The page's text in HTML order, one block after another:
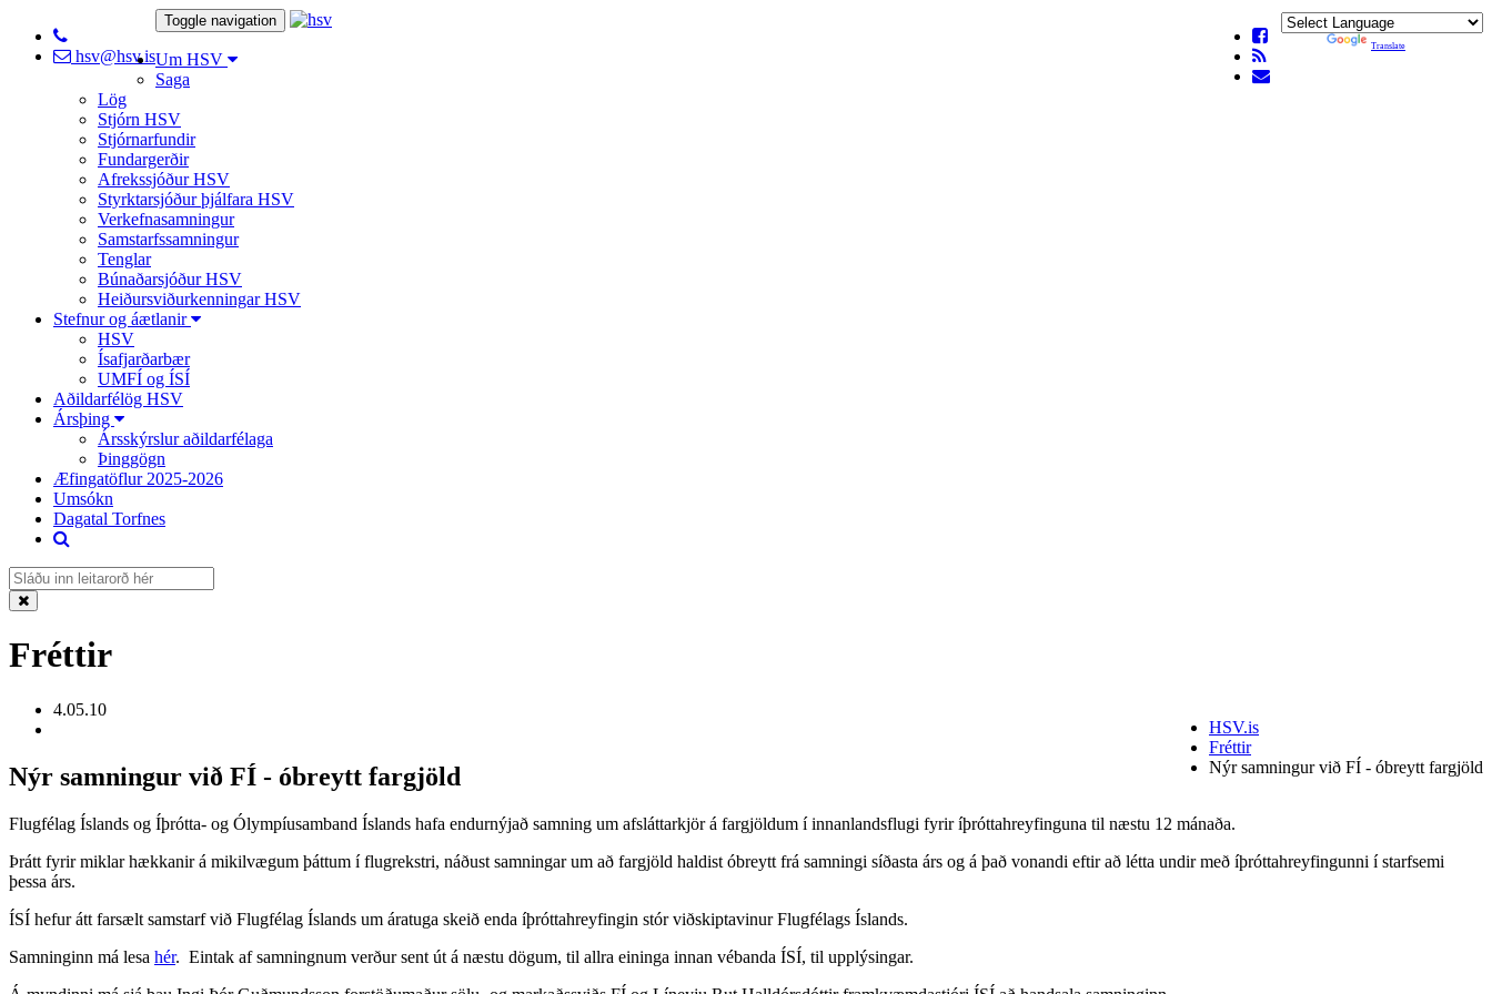
hsv@hsv.is
Translate
Toggle navigation
Um HSV
Saga
Lög
Stjórn HSV
Stjórnarfundir
Fundargerðir
Afrekssjóður HSV
Styrktarsjóður þjálfara HSV
Verkefnasamningur
Samstarfssamningur
Tenglar
Búnaðarsjóður HSV
Heiðursviðurkenningar HSV
Stefnur og áætlanir
HSV
Ísafjarðarbær
UMFÍ og ÍSÍ
Aðildarfélög HSV
Ársþing
Ársskýrslur aðildarfélaga
Þinggögn
Æfingatöflur 2025-2026
Umsókn
Dagatal Torfnes
Fréttir
HSV.is
Fréttir
Nýr samningur við FÍ - óbreytt fargjöld
4.05.10
Nýr samningur við FÍ - óbreytt fargjöld
Flugfélag Íslands og Íþrótta- og Ólympíusamband Íslands hafa endurnýjað samning um afsláttarkjör á fargjöldum í innanlandsflugi fyrir íþróttahreyfinguna til næstu 12 mánaða.
Þrátt fyrir miklar hækkanir á mikilvægum þáttum í flugrekstri, náðust samningar um að fargjöld haldist óbreytt frá samningi síðasta árs og á það vonandi eftir að létta undir með íþróttahreyfingunni í starfsemi
þessa árs.
ÍSÍ hefur átt farsælt samstarf við Flugfélag Íslands um áratuga skeið enda íþróttahreyfingin stór viðskiptavinur Flugfélags Íslands.
Samninginn má lesa hér. Eintak af samningnum verður sent út á næstu dögum, til allra eininga innan vébanda ÍSÍ, til upplýsingar.